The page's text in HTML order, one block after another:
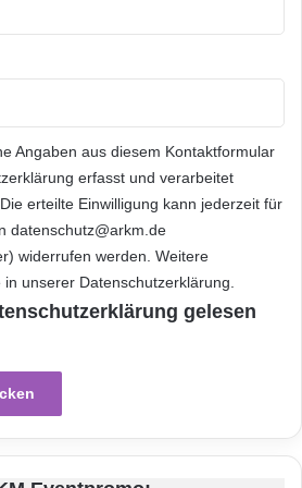
andere
London übertrifft.
Investition und
für das East Village
und langfristige Zuversicht
in Londons
und garantiert den
eines
und konsistenten
langfristige Ansatz wird die
für alle EV-
Angaben aus diesem Kontaktformular
erfasst und verarbeitet
erteilte Einwilligung kann jederzeit für
datenschutz@arkm.de
widerrufen werden. Weitere
in unserer Datenschutzerklärung.
gelesen